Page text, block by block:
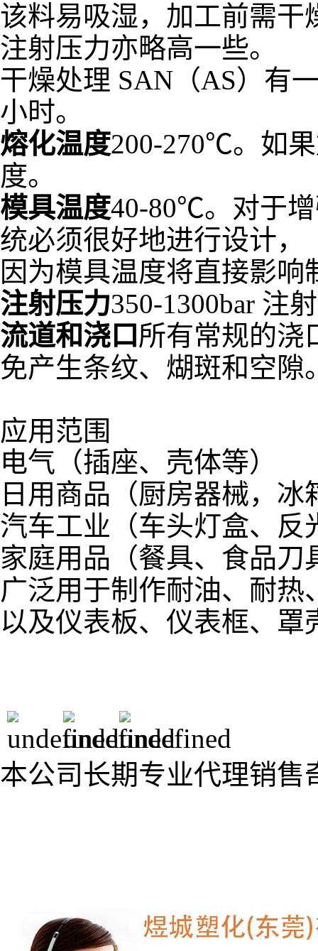
该料易吸湿，加工前需干
注射压力亦略高一些。
干燥处理 SAN（AS）有
小时。
熔化温度200-270℃。如
度。
模具温度40-80℃。对于
统必须很好地进行设计，
因为模具温度将直接影
注射压力350-1300bar 注
流道和浇口 所有常规的浇
免产生条纹、煳斑和空隙
应用范围
电气（插座、壳体等）
日用商品（厨房器械，
汽车工业（车头灯盒、反
家庭用品（餐具、食品
广泛用于制作耐油、耐
以及仪表板、仪表框、
本公司长期专业代理销售